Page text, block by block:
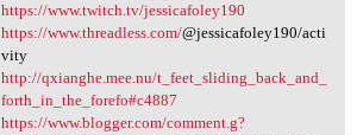
https://www.twitch.tv/jessicafoley190
https://www.threadless.com/@jessicafoley190/acti
vity
http://qxianghe.mee.nu/t_feet_sliding_back_and_
forth_in_the_forefo#c4887
https://www.blogger.com/comment.g?